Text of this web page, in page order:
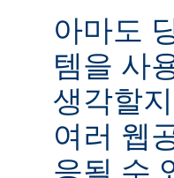
아마도
템을 사
생각할
여러 웹
응될 수